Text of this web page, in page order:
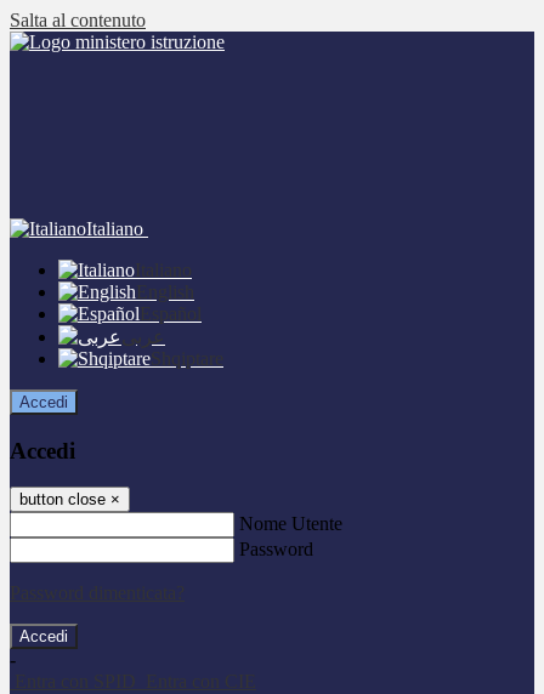
Salta al contenuto
Italiano
Italiano
English
Español
عربى
Shqiptare
Accedi
Accedi
button close ×
Nome Utente
Password
Password dimenticata?
-
Entra con SPID
Entra con CIE